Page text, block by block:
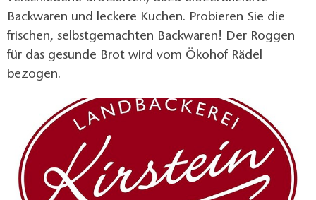
Backwaren und leckere Kuchen. Probieren Sie die
frischen, selbstgemachten Backwaren! Der Roggen
für das gesunde Brot wird vom Ökohof Rädel
bezogen.